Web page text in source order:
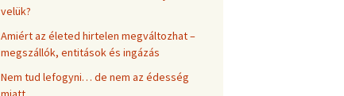
velük?
Amiért az életed hirtelen megváltozhat –
megszállók, entitások és ingázás
Nem tud lefogyni… de nem az édesség